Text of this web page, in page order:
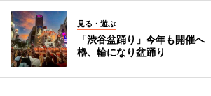
見る・遊ぶ
「渋谷盆踊り」今年も開催
櫓、輪になり盆踊り